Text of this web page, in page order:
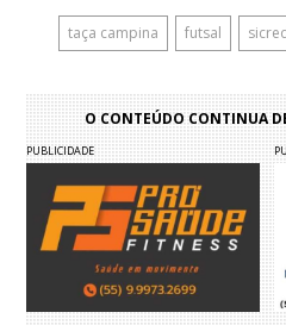
taça campina futsal
O CONTEÚDO CONTINUA
PUBLICIDADE